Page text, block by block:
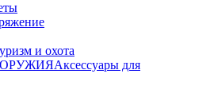
и охота
Аксессуары для